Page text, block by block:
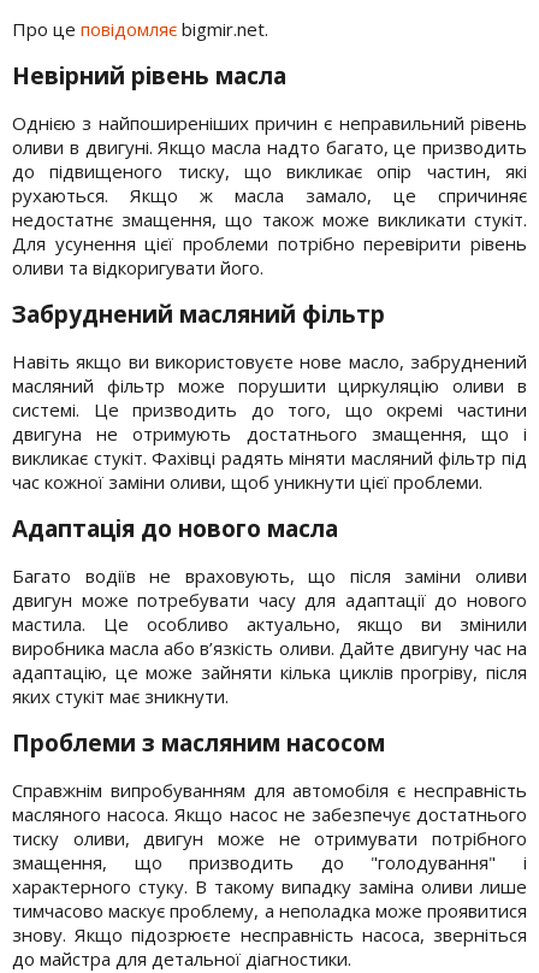
Про це повідомляє bigmir.net.
Невірний рівень масла
Однією з найпоширеніших причин є неправильний рівень
оливи в двигуні. Якщо масла надто багато, це призводить
до підвищеного тиску, що викликає опір частин, які
рухаються. Якщо ж масла замало, це спричиняє
недостатнє змащення, що також може викликати стукіт.
Для усунення цієї проблеми потрібно перевірити рівень
оливи та відкоригувати його.
Забруднений масляний фільтр
Навіть якщо ви використовуєте нове масло, забруднений
масляний фільтр може порушити циркуляцію оливи в
системі. Це призводить до того, що окремі частини
двигуна не отримують достатнього змащення, що і
викликає стукіт. Фахівці радять міняти масляний фільтр під
час кожної заміни оливи, щоб уникнути цієї проблеми.
Адаптація до нового масла
Багато водіїв не враховують, що після заміни оливи
двигун може потребувати часу для адаптації до нового
мастила. Це особливо актуально, якщо ви змінили
виробника масла або в’язкість оливи. Дайте двигуну час на
адаптацію, це може зайняти кілька циклів прогріву, після
яких стукіт має зникнути.
Проблеми з масляним насосом
Справжнім випробуванням для автомобіля є несправність
масляного насоса. Якщо насос не забезпечує достатнього
тиску оливи, двигун може не отримувати потрібного
змащення, що призводить до "голодування" і
характерного стуку. В такому випадку заміна оливи лише
тимчасово маскує проблему, а неполадка може проявитися
знову. Якщо підозрюєте несправність насоса, зверніться
до майстра для детальної діагностики.